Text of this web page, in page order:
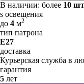
В наличии: более 10 шт
s освещения
до 4 м2
тип патрона
E27
доставка
Курьерская служба в
гарантия
5 лет